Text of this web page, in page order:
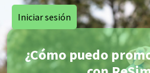
Saltar al contenido principal
Iniciar sesión
¿Cómo puedo